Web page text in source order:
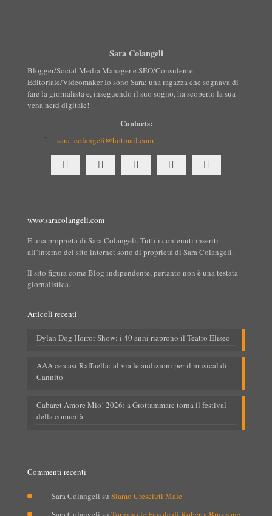
Sara Colangeli
Blogger/Social Media Manager e SEO/Consulente
Editoriale/Videomaker Io sono Sara: una ragazza che sognava di
fare la giornalista e, inseguendo il suo sogno, ha scoperto la sua
vena nerd digitale!
Contacts:
sara_colangeli@hotmail.com
www.saracolangeli.com
È una proprietà di Sara Colangeli. Tutti i contenuti inseriti
all’interno del sito internet sono di proprietà di Sara Colangeli.
Il sito figura come Blog indipendente, pertanto non è una testata
giornalistica.
Articoli recenti
Dylan Dog Horror Show: i 40 anni riaprono il Teatro Eliseo
AAA cercasi Raffaella: al via le audizioni per il musical di
Cannito
Cabaret Amore Mio! 2026: a Grottammare torna il festival
della comicità
Commenti recenti
Sara Colangeli su Siamo Cresciuti Male